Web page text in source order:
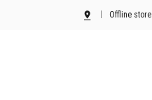
Offline store